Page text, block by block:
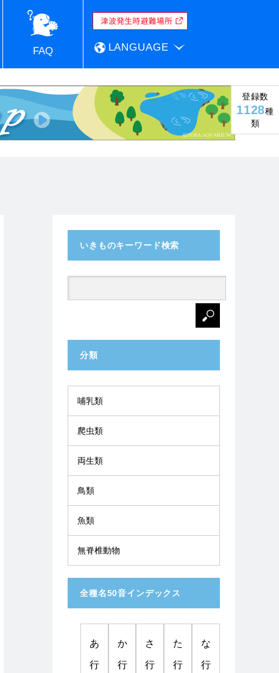
FAQ LANGUAGE
登録数
1128種
類
いきものキーワード検索
分類
哺乳類
爬虫類
両生類
鳥類
魚類
無脊椎動物
全種名50音インデックス
あ
行
か
行
さ
行
た
行
な
行